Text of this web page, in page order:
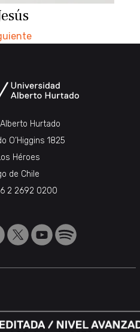
Hurtado
O’Higgins 1825
Héroes
de Chile
2 2692 0200